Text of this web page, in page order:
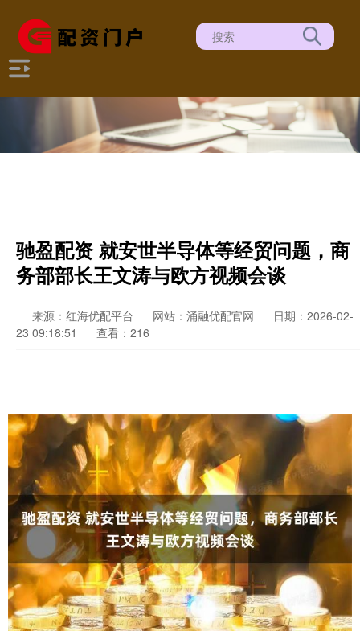
驰盈配资 就安世半导体等经贸问题，商
务部部长王文涛与欧方视频会谈
来源：红海优配平台 网站：涌融优配官网
日期：2026-02-
23 09:18:51
查看：216